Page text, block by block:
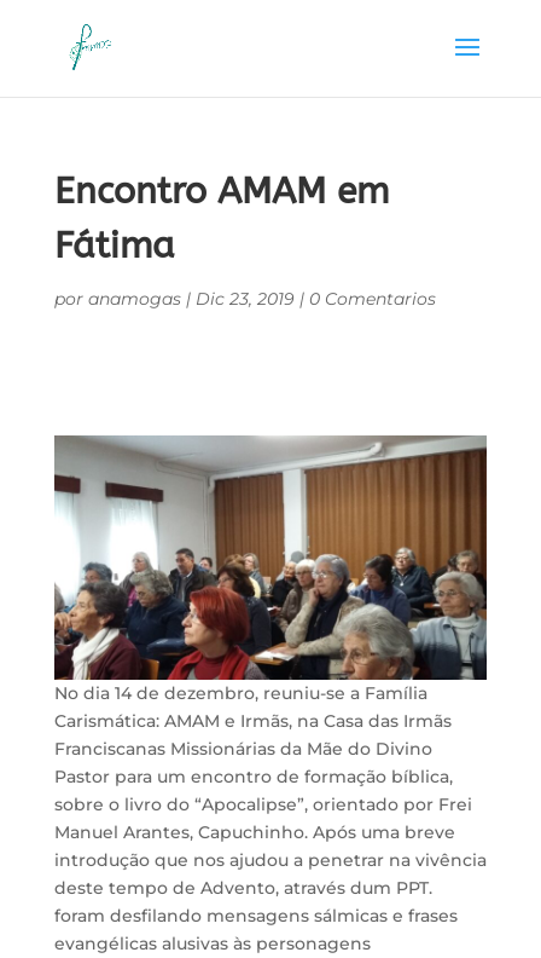
Encontro AMAM em
Fátima
por anamogas| Dic 23, 2019 | 0 Comentarios
No dia 14 de dezembro, reuniu-se a Família
Carismática: AMAM e Irmãs, na Casa das Irmãs
Franciscanas Missionárias da Mãe do Divino
Pastor para um encontro de formação bíblica,
sobre o livro do “Apocalipse”, orientado por Frei
Manuel Arantes, Capuchinho. Após uma breve
introdução que nos ajudou a penetrar na vivência
deste tempo de Advento, através dum PPT.
foram desfilando mensagens sálmicas e frases
evangélicas alusivas às personagens